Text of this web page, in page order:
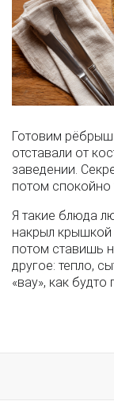
Готовим
отставали от
заведении.
потом спокойно
Я такие блюда
накрыл крышкой
потом ставишь
другое: тепло,
«вау», как